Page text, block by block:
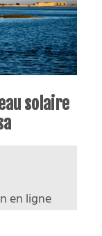
solaire
en ligne